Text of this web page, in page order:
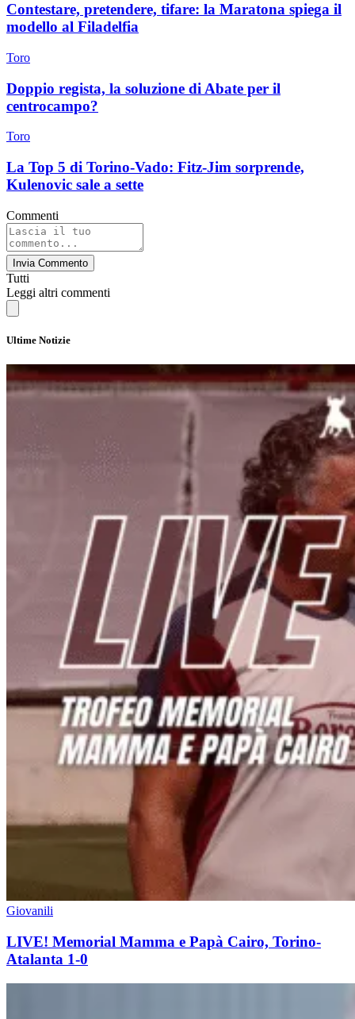
Contestare, pretendere, tifare: la Maratona spiega il
modello al Filadelfia
Toro
Doppio regista, la soluzione di Abate per il
centrocampo?
Toro
La Top 5 di Torino-Vado: Fitz-Jim sorprende,
Kulenovic sale a sette
Commenti
Invia Commento
Tutti
Leggi altri commenti
Ultime Notizie
Giovanili
LIVE! Memorial Mamma e Papà Cairo, Torino-
Atalanta 1-0